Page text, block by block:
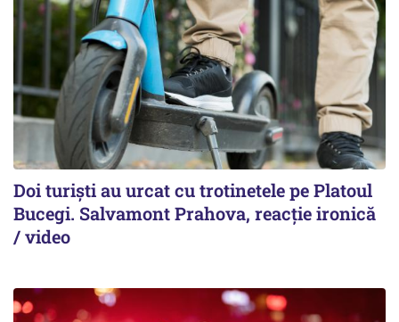
Doi turiști au urcat cu trotinetele pe Platoul
Bucegi. Salvamont Prahova, reacție ironică
/ video